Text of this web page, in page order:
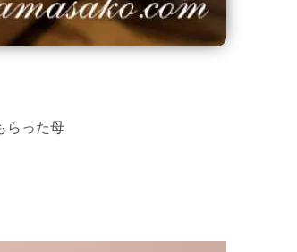
らった母